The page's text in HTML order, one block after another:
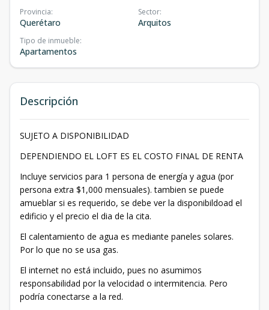
Provincia:
Querétaro
Sector:
Arquitos
Tipo de inmueble:
Apartamentos
Descripción
SUJETO A DISPONIBILIDAD
DEPENDIENDO EL LOFT ES EL COSTO FINAL DE RENTA
Incluye servicios para 1 persona de energía y agua (por
persona extra $1,000 mensuales). tambien se puede
amueblar si es requerido, se debe ver la disponibildoad el
edificio y el precio el dia de la cita.
El calentamiento de agua es mediante paneles solares.
Por lo que no se usa gas.
El internet no está incluido, pues no asumimos
responsabilidad por la velocidad o intermitencia. Pero
podría conectarse a la red.